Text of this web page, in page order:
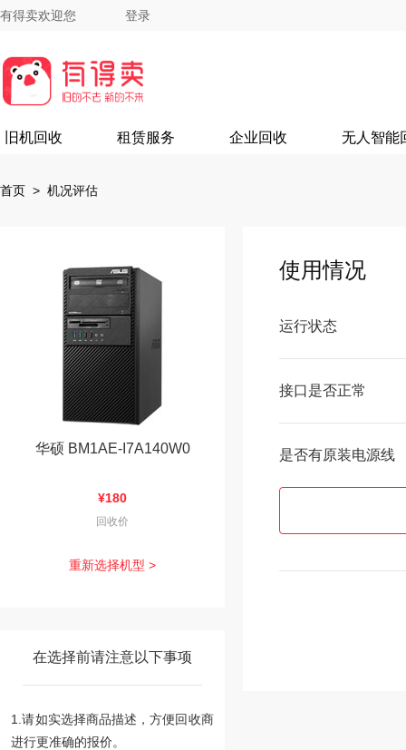
有得卖欢迎您 登录
旧机回收 租赁服务 企业回收 无人智能
首页 > 机况评估
华硕 BM1AE-I7A140W0
¥180
回收价
重新选择机型 >
在选择前请注意以下事项
1.请如实选择商品描述，方便回收商
进行更准确的报价。
使用情况
运行状态
接口是否正常
是否有原装电源线